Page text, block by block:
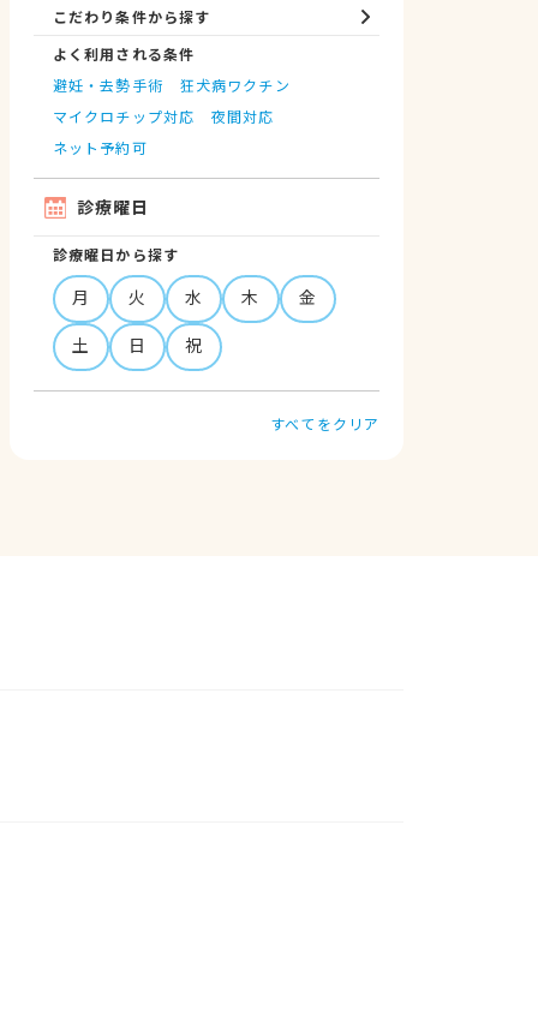
こだわり条件から探す
よく利用される条件
避妊・去勢手術
狂犬病ワクチン
マイクロチップ対応
夜間対応
ネット予約可
診療曜日
診療曜日から探す
月 火 水 木
金
土
日 祝
すべてをクリア